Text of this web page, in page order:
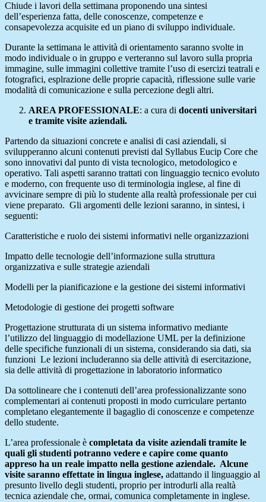
Chiude i lavori della settimana proponendo una sintesi
dell’esperienza fatta, delle conoscenze, competenze e
consapevolezza acquisite ed un piano di sviluppo individuale.
Durante la settimana le attività di orientamento saranno svolte in
modo individuale o in gruppo e verteranno sul lavoro sulla propria
immagine, sulle immagini collettive tramite l’uso di esercizi teatrali e
fotografici, esplrazione delle proprie capacità, riflessione sulle varie
modalità di comunicazione e sulla percezione degli altri.
AREA PROFESSIONALE: a cura di docenti universitari
e tramite visite aziendali.
Partendo da situazioni concrete e analisi di casi aziendali, si
svilupperanno alcuni contenuti previsti dal Syllabus Eucip Core che
sono innovativi dal punto di vista tecnologico, metodologico e
operativo. Tali aspetti saranno trattati con linguaggio tecnico evoluto
e moderno, con frequente uso di terminologia inglese, al fine di
avvicinare sempre di più lo studente alla realtà professionale per cui
viene preparato. Gli argomenti delle lezioni saranno, in sintesi, i
seguenti:
Caratteristiche e ruolo dei sistemi informativi nelle organizzazioni
Impatto delle tecnologie dell’informazione sulla struttura
organizzativa e sulle strategie aziendali
Modelli per la pianificazione e la gestione dei sistemi informativi
Metodologie di gestione dei progetti software
Progettazione strutturata di un sistema informativo mediante
l’utilizzo del linguaggio di modellazione UML per la definizione
delle specifiche funzionali di un sistema, considerando sia dati, sia
funzioni Le lezioni includeranno sia delle attività di esercitazione,
sia delle attività di progettazione in laboratorio informatico
Da sottolineare che i contenuti dell’area professionalizzante sono
complementari ai contenuti proposti in modo curriculare pertanto
completano elegantemente il bagaglio di conoscenze e competenze
dello studente.
L’area professionale è completata da visite aziendali tramite le
quali gli studenti potranno vedere e capire come quanto
appreso ha un reale impatto nella gestione aziendale. Alcune
visite saranno effettate in lingua inglese, adattando il linguaggio al
presunto livello degli studenti, proprio per introdurli alla realtà
tecnica aziendale che, ormai, comunica completamente in inglese.